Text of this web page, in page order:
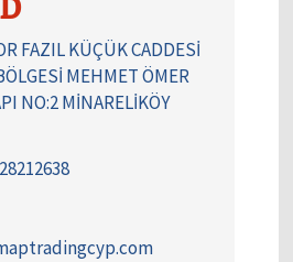
FAZIL KÜÇÜK CADDESİ
MEHMET ÖMER
NO:2 MİNARELİKÖY